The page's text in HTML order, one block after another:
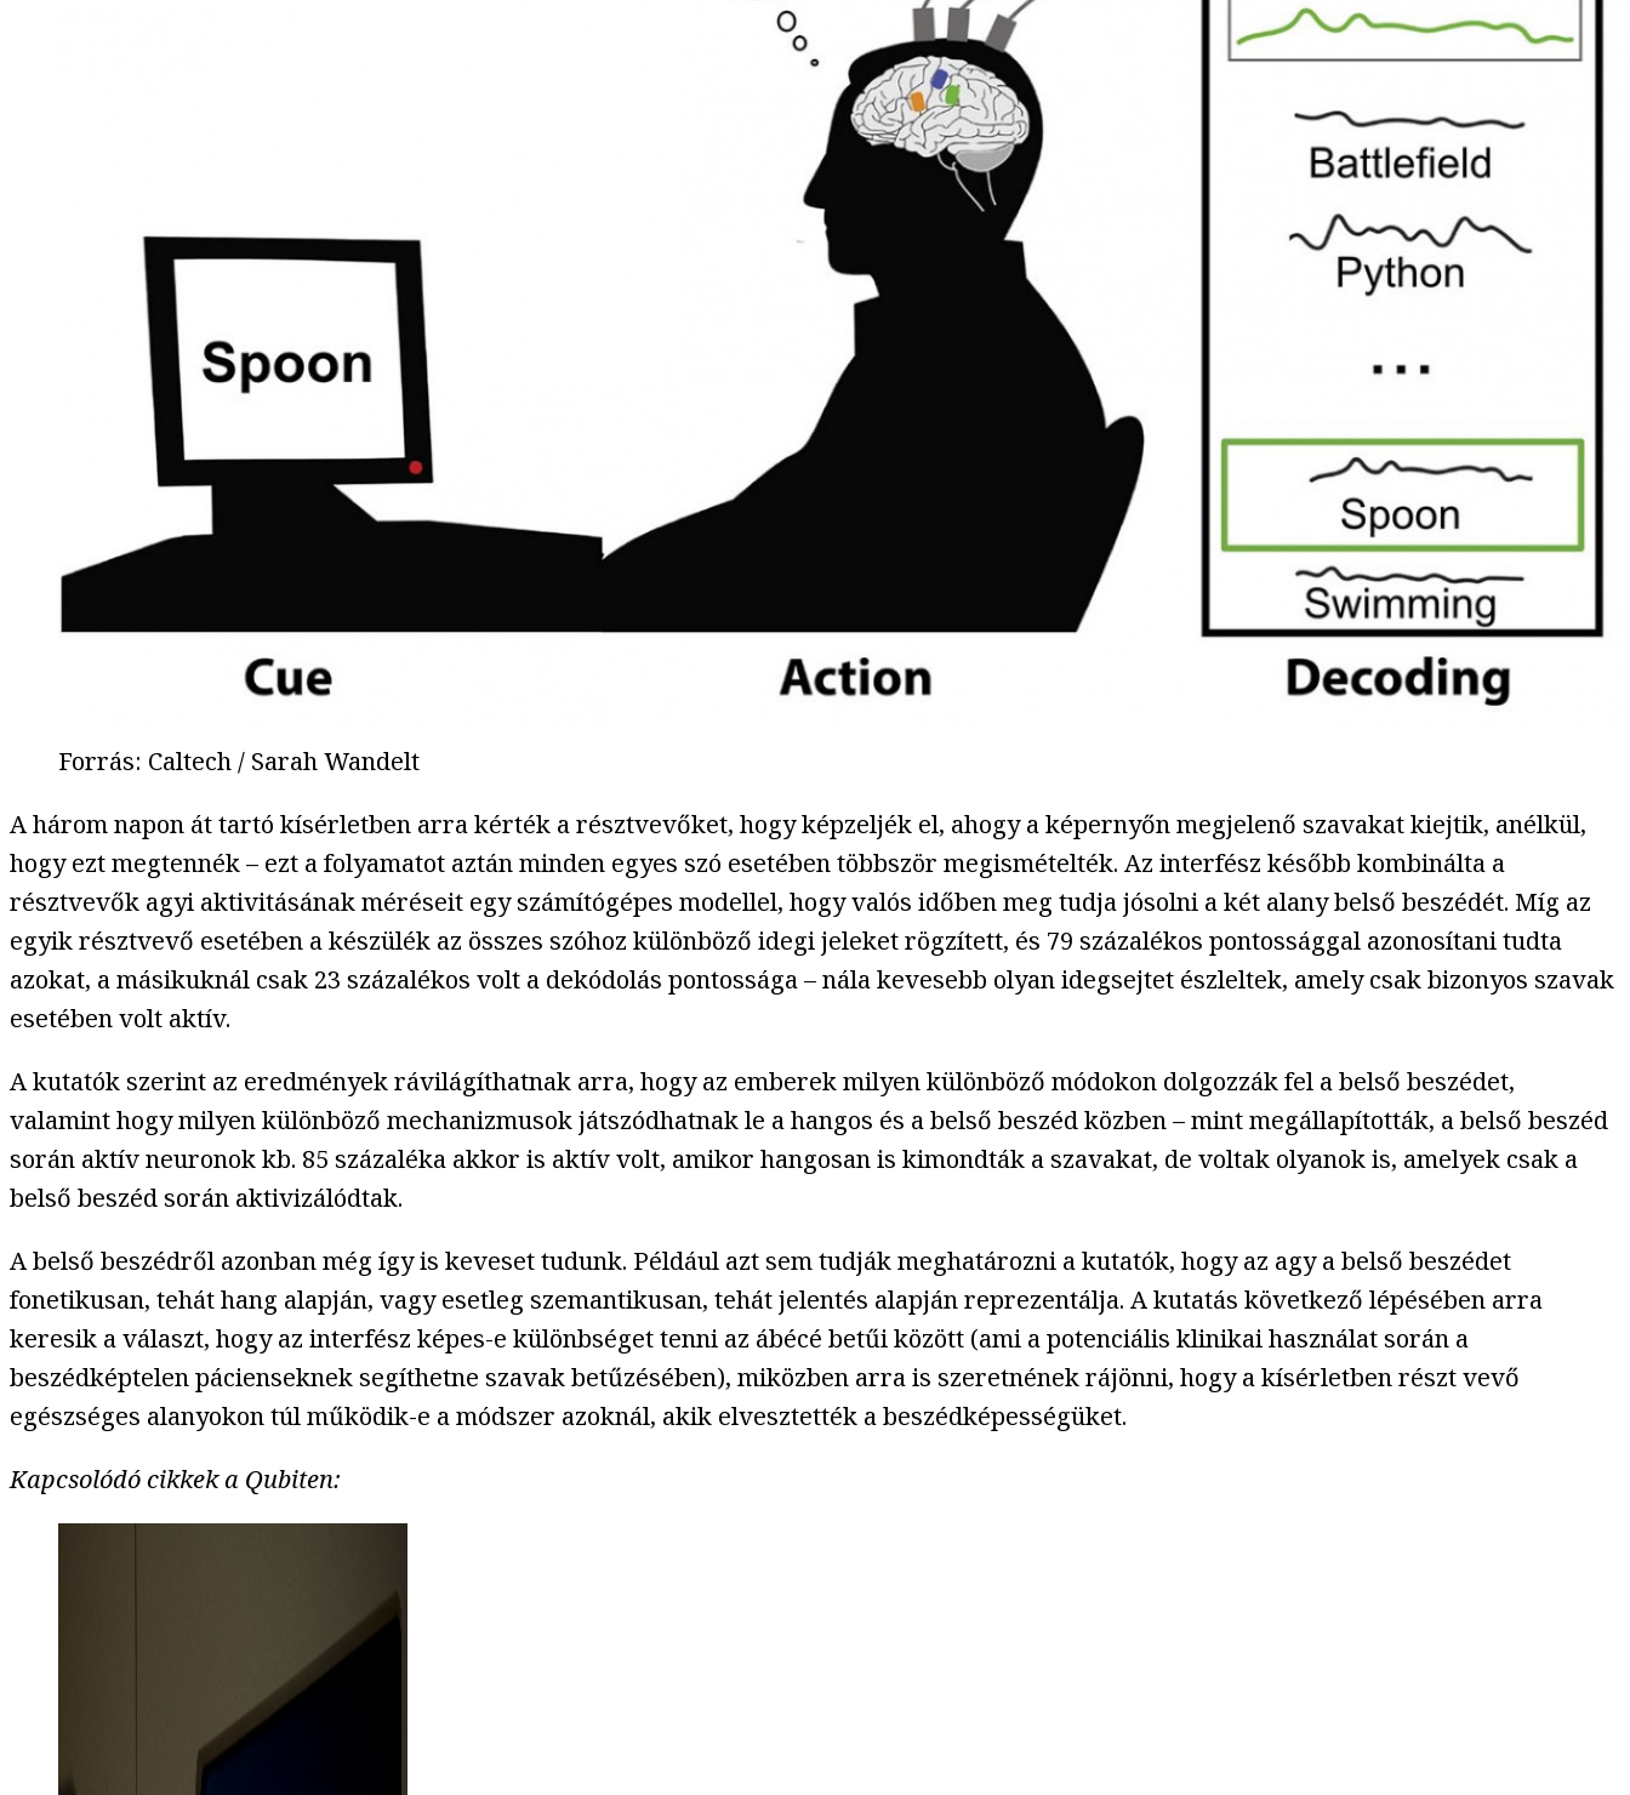
Forrás: Caltech / Sarah Wandelt
A három napon át tartó kísérletben arra kérték a résztvevőket, hogy képzeljék el, ahogy a képernyőn megjelenő szavakat kiejtik, anélkül,
hogy ezt megtennék – ezt a folyamatot aztán minden egyes szó esetében többször megismételték. Az interfész később kombinálta a
résztvevők agyi aktivitásának méréseit egy számítógépes modellel, hogy valós időben meg tudja jósolni a két alany belső beszédét. Míg az
egyik résztvevő esetében a készülék az összes szóhoz különböző idegi jeleket rögzített, és 79 százalékos pontossággal azonosítani tudta
azokat, a másikuknál csak 23 százalékos volt a dekódolás pontossága – nála kevesebb olyan idegsejtet észleltek, amely csak bizonyos szavak
esetében volt aktív.
A kutatók szerint az eredmények rávilágíthatnak arra, hogy az emberek milyen különböző módokon dolgozzák fel a belső beszédet,
valamint hogy milyen különböző mechanizmusok játszódhatnak le a hangos és a belső beszéd közben – mint megállapították, a belső beszéd
során aktív neuronok kb. 85 százaléka akkor is aktív volt, amikor hangosan is kimondták a szavakat, de voltak olyanok is, amelyek csak a
belső beszéd során aktivizálódtak.
A belső beszédről azonban még így is keveset tudunk. Például azt sem tudják meghatározni a kutatók, hogy az agy a belső beszédet
fonetikusan, tehát hang alapján, vagy esetleg szemantikusan, tehát jelentés alapján reprezentálja. A kutatás következő lépésében arra
keresik a választ, hogy az interfész képes-e különbséget tenni az ábécé betűi között (ami a potenciális klinikai használat során a
beszédképtelen pácienseknek segíthetne szavak betűzésében), miközben arra is szeretnének rájönni, hogy a kísérletben részt vevő
egészséges alanyokon túl működik-e a módszer azoknál, akik elvesztették a beszédképességüket.
Kapcsolódó cikkek a Qubiten: